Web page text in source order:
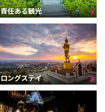
責任ある観光
ロングステイ